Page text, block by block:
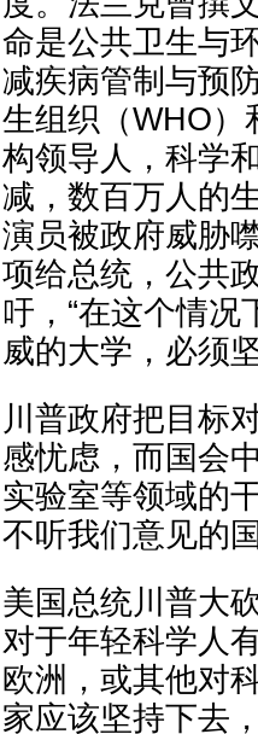
命是公共卫生与
减疾病管制与预
生组织（WHO）
构领导人，科学
减，数百万人的
演员被政府威胁
项给总统，公共
吁，“在这个情
威的大学，必须
川普政府把目标
感忧虑，而国会
实验室等领域的
不听我们意见的
美国总统川普大
对于年轻科学人
欧洲，或其他对
家应该坚持下去